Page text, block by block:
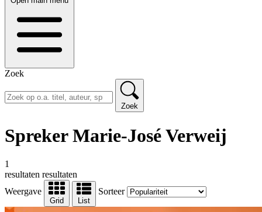
Zoek
Zoek
Spreker Marie-José Verweij
1
resultaten resultaten
Weergave
Grid List
Sorteer